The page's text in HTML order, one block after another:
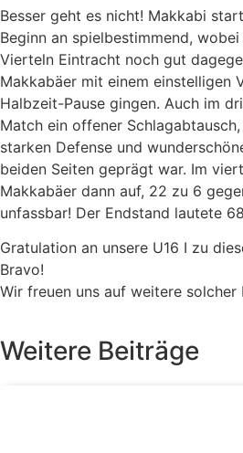
Besser geht es nicht! Makkabi
Beginn an spielbestimmend,
Vierteln Eintracht noch gut
Makkabäer mit einem einstelligen
Halbzeit-Pause gingen. Auch im
Match ein offener
starken Defense und
beiden Seiten geprägt war. Im
Makkabäer dann auf, 22 zu 6
unfassbar! Der Endstand lautete
Gratulation an unsere U16 I zu
Bravo!
Wir freuen uns auf weitere
Weitere Beiträge